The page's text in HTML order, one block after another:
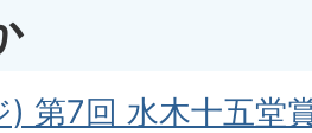
) 第7回 水木十五堂